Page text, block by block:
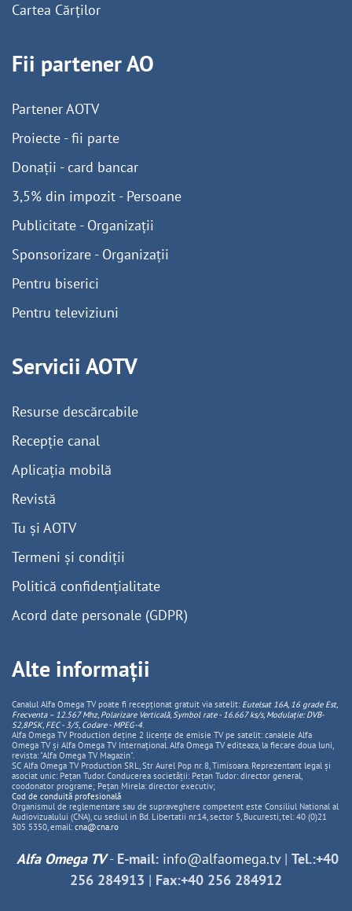
Cartea Cărților
Fii partener AO
Partener AOTV
Proiecte - fii parte
Donații - card bancar
3,5% din impozit - Persoane
Publicitate - Organizații
Sponsorizare - Organizații
Pentru biserici
Pentru televiziuni
Servicii AOTV
Resurse descărcabile
Recepție canal
Aplicația mobilă
Revistă
Tu și AOTV
Termeni și condiții
Politică confidențialitate
Acord date personale (GDPR)
Alte informații
Canalul Alfa Omega TV poate fi recepționat gratuit via satelit: Eutelsat 16A, 16 grade Est,
Frecventa – 12.567 Mhz, PolarizareVerticală, Symbol rate - 16.667 ks/s, Modulație: DVB-
S2,8PSK, FEC - 3/5, Codare - MPEG-4.
Alfa Omega TV Production deține 2 licențe de emisie TV pe satelit: canalele Alfa
Omega TV și Alfa Omega TV Internațional. Alfa Omega TV editeaza, la fiecare doua luni,
revista: "Alfa Omega TV Magazin".
SC Alfa Omega TV Production SRL, Str Aurel Pop nr. 8, Timisoara. Reprezentant legal și
asociat unic: Pețan Tudor. Conducerea societății: Pețan Tudor: director general,
coodonator programe; Pețan Mirela: director executiv;
Cod de conduită profesională
Organismul de reglementare sau de supraveghere competent este Consiliul National al
Audiovizualului (CNA), cu sediul in Bd. Libertatii nr.14, sector 5, Bucuresti, tel: 40 (0)21
305 5350, email: cna@cna.ro
Alfa Omega TV- E-mail: info@alfaomega.tv| Tel.:+40
256 284913 | Fax:+40 256 284912